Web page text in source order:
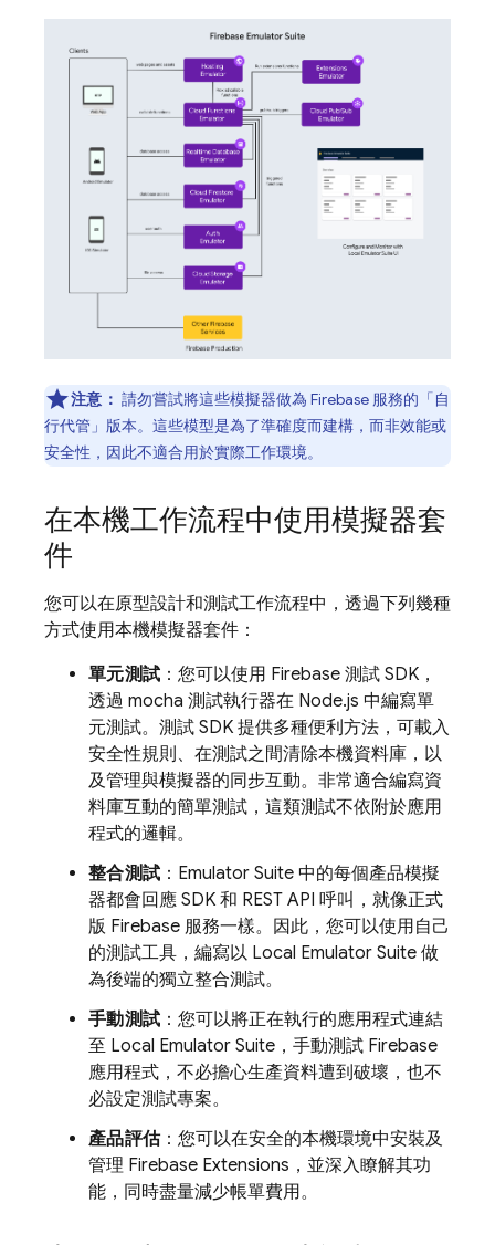
注意： 請勿嘗試將這些模擬器做為 Firebase 服務的「自
行代管」版本。這些模型是為了準確度而建構，而非效能或
安全性，因此不適合用於實際工作環境。
在本機工作流程中使用模擬器套
件
您可以在原型設計和測試工作流程中，透過下列幾種
方式使用本機模擬器套件：
單元測試 ：您可以使用 Firebase 測試 SDK，
透過 mocha 測試執行器在 Node.js 中編寫單
元測試。測試 SDK 提供多種便利方法，可載入
安全性規則、在測試之間清除本機資料庫，以
及管理與模擬器的同步互動。非常適合編寫資
料庫互動的簡單測試，這類測試不依附於應用
程式的邏輯。
整合測試 ：Emulator Suite 中的每個產品模擬
器都會回應 SDK 和 REST API 呼叫，就像正式
版 Firebase 服務一樣。因此，您可以使用自己
的測試工具，編寫以 Local Emulator Suite 做
為後端的獨立整合測試。
手動測試 ：您可以將正在執行的應用程式連結
至 Local Emulator Suite ，手動測試 Firebase
應用程式，不必擔心生產資料遭到破壞，也不
必設定測試專案。
產品評估：您可以在安全的本機環境中安裝及
管理 Firebase Extensions ，並深入瞭解其功
能，同時盡量減少帳單費用。